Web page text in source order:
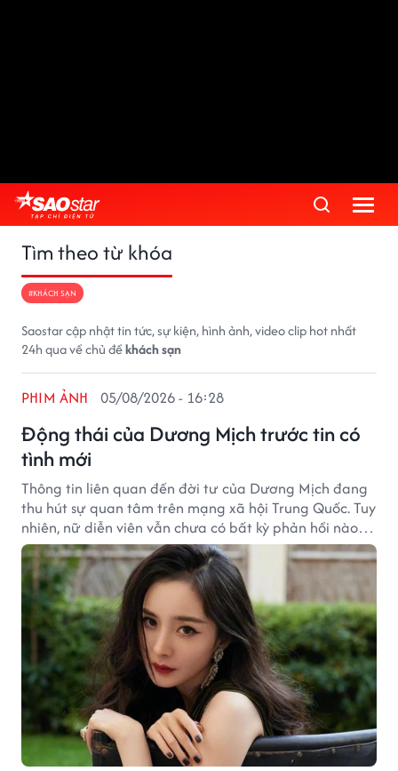
Tìm theo từ khóa
#KHÁCH SẠN
Saostar cập nhật tin tức, sự kiện, hình ảnh, video clip hot nhất
24h qua về chủ đềkhách sạn
Động thái của Dương Mịch trước tin có
tình mới
PHIM ẢNH 05/08/2026 - 16:28
Thông tin liên quan đến đời tư của Dương Mịch đang
thu hút sự quan tâm trên mạng xã hội Trung Quốc. Tuy
nhiên, nữ diễn viên vẫn chưa có bất kỳ phản hồi nào
trước những đồn đoán đang lan truyền.